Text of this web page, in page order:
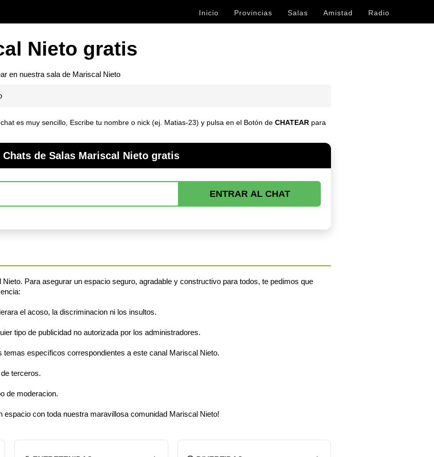
Inicio Provincias Salas Amistad Radio
Nieto gratis
en nuestra sala de Mariscal Nieto
chat es muy sencillo, Escribe tu nombre o nick (ej. Matias-23) y pulsa en el Botón de CHATEAR para
Chats de Salas Mariscal Nieto gratis
ENTRAR AL CHAT
Para asegurar un espacio seguro, agradable y constructivo para todos, te pedimos que
el acoso, la discriminacion ni los insultos.
tipo de publicidad no autorizada por los administradores.
específicos correspondientes a este canal Mariscal Nieto.
terceros.
de moderacion.
con toda nuestra maravillosa comunidad Mariscal Nieto!